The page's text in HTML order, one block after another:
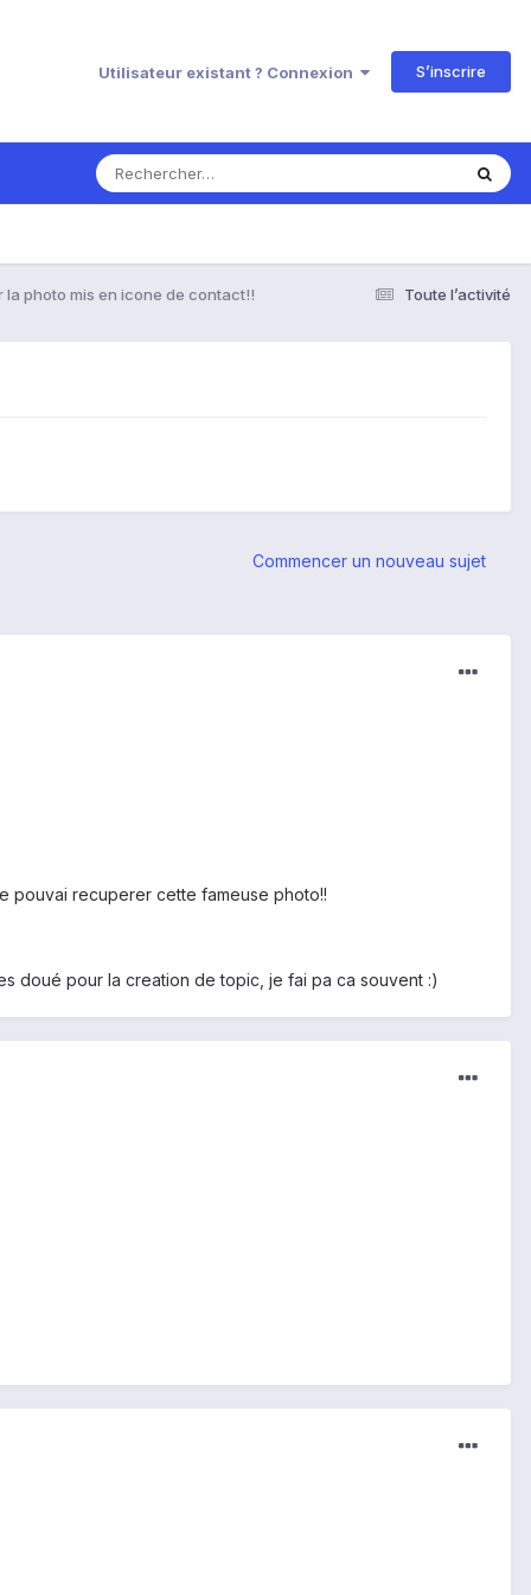
Utilisateur existant ? Connexion S’inscrire
Toute l’activité
la photo mis en icone de contact!!
Commencer un nouveau sujet
pouvai recuperer cette fameuse photo!!
doué pour la creation de topic, je fai pa ca souvent :)